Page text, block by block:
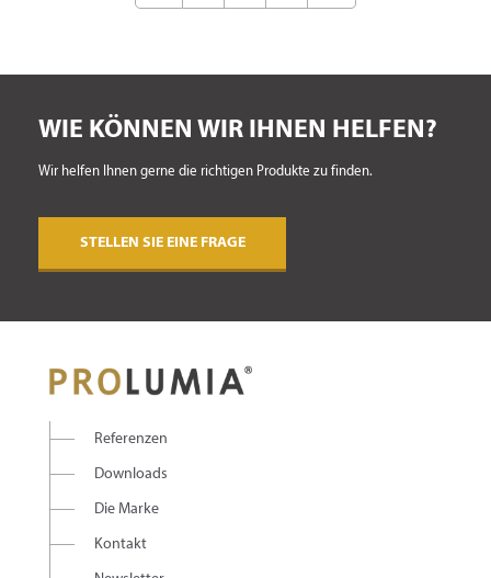
WIE KÖNNEN WIR IHNEN HELFEN?
Wir helfen Ihnen gerne die richtigen Produkte zu finden.
STELLEN SIE EINE FRAGE
Referenzen
Downloads
Die Marke
Kontakt